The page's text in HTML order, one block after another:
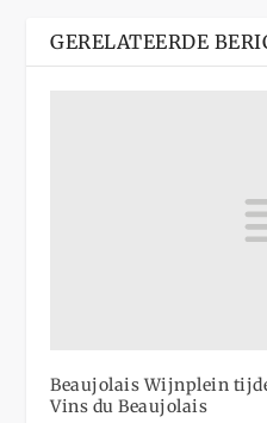
GERELATEERDE
Beaujolais Wijnplein
Vins du Beaujolais